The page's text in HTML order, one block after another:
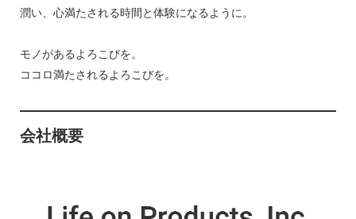
潤い、心満たされる時間と体験になるように。
モノがあるよろこびを。
ココロ満たされるよろこびを。
会社概要